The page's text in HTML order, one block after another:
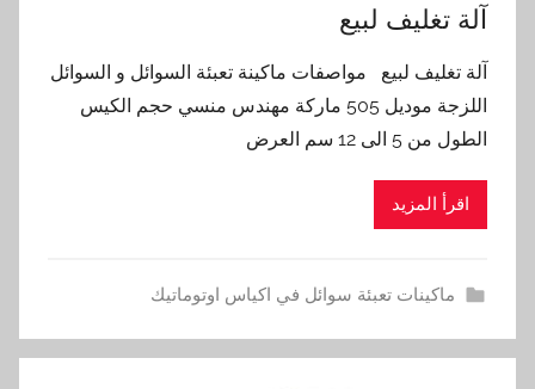
آلة تغليف لبيع
آلة تغليف لبيع مواصفات ماكينة تعبئة السوائل و السوائل
اللزجة موديل 505 ماركة مهندس منسي حجم الكيس
الطول من 5 الى 12 سم العرض
اقرأ المزيد
ماكينات تعبئة سوائل في اكياس اوتوماتيك